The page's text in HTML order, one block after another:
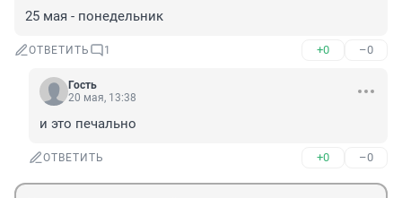
25 мая - понедельник
ОТВЕТИТЬ 1 +0 –0
Гость
20 мая, 13:38
и это печально
ОТВЕТИТЬ +0 –0